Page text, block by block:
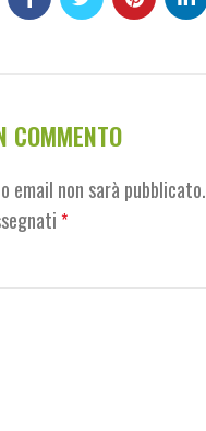
COMMENTO
email non sarà pubblicato.
*